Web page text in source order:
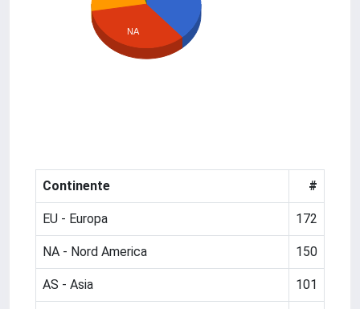
NA
Continente #
EU - Europa 172
NA - Nord America 150
AS - Asia 101